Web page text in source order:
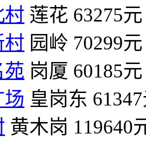
村 莲花 63275元
村 园岭 70299元
苑 岗厦 60185元
场 皇岗东
黄木岗 119640